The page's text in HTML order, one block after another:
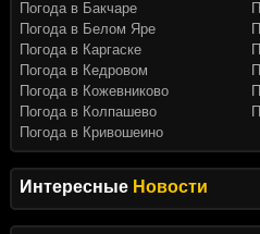
Интересные Новости
Погода в Бакчаре
Погода в Белом Яре
Погода в Каргаске
Погода в Кедровом
Погода в Кожевниково
Погода в Колпашево
Погода в Кривошеино